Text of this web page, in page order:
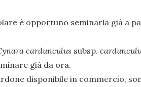
è opportuno seminarla già a
cardunculus subsp.
già da ora.
disponibile in commercio,